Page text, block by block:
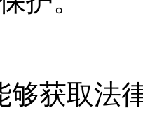
够获取法